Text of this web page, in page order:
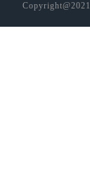
Copyright@2021